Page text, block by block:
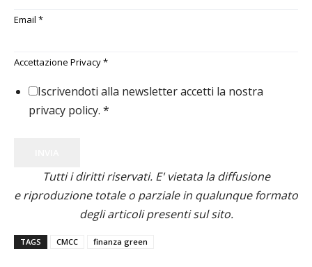
Email *
Accettazione Privacy*
Iscrivendoti alla newsletter accetti la nostra
privacy policy. *
Tutti i diritti riservati. E' vietata la diffusione
e riproduzione totale o parziale in qualunque formato
degli articoli presenti sul sito.
TAGS CMCC finanza green